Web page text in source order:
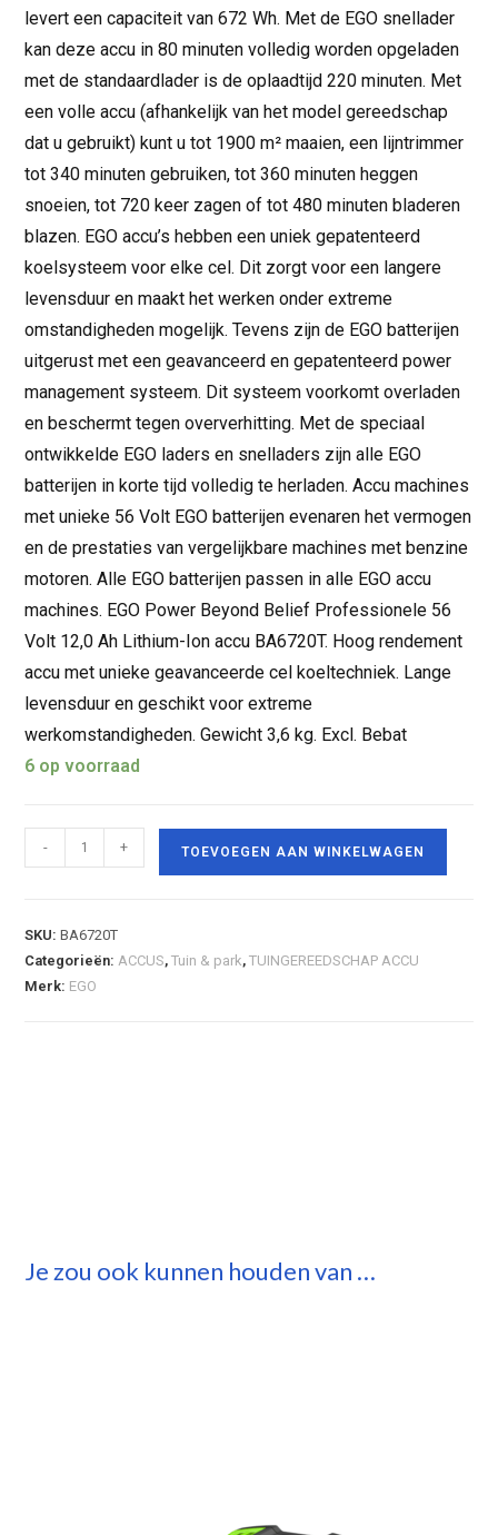
levert een capaciteit van 672 Wh. Met de EGO snellader
kan deze accu in 80 minuten volledig worden opgeladen
met de standaardlader is de oplaadtijd 220 minuten. Met
een volle accu (afhankelijk van het model gereedschap
dat u gebruikt) kunt u tot 1900 m² maaien, een lijntrimmer
tot 340 minuten gebruiken, tot 360 minuten heggen
snoeien, tot 720 keer zagen of tot 480 minuten bladeren
blazen. EGO accu’s hebben een uniek gepatenteerd
koelsysteem voor elke cel. Dit zorgt voor een langere
levensduur en maakt het werken onder extreme
omstandigheden mogelijk. Tevens zijn de EGO batterijen
uitgerust met een geavanceerd en gepatenteerd power
management systeem. Dit systeem voorkomt overladen
en beschermt tegen oververhitting. Met de speciaal
ontwikkelde EGO laders en snelladers zijn alle EGO
batterijen in korte tijd volledig te herladen. Accu machines
met unieke 56 Volt EGO batterijen evenaren het vermogen
en de prestaties van vergelijkbare machines met benzine
motoren. Alle EGO batterijen passen in alle EGO accu
machines. EGO Power Beyond Belief Professionele 56
Volt 12,0 Ah Lithium-Ion accu BA6720T. Hoog rendement
accu met unieke geavanceerde cel koeltechniek. Lange
levensduur en geschikt voor extreme
werkomstandigheden. Gewicht 3,6 kg. Excl. Bebat
6 op voorraad
- + TOEVOEGEN AAN WINKELWAGEN
SKU:BA6720T
Categorieën:ACCUS,Tuin & park,TUINGEREEDSCHAP ACCU
Merk: EGO
Je zou ook kunnen houden van …